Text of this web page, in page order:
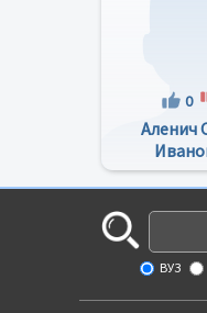
0
Аленич
ВУЗ